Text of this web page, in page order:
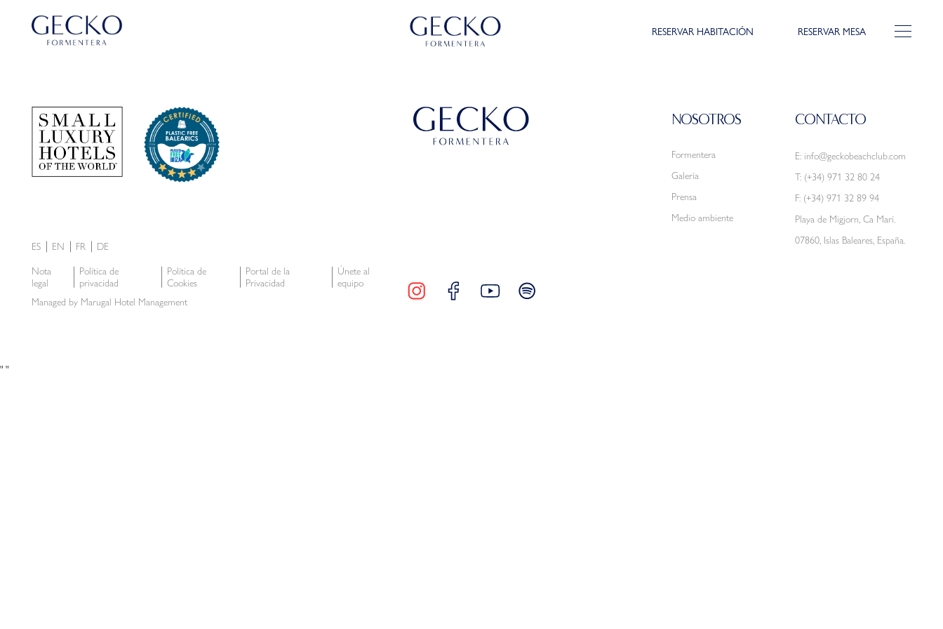
RESERVAR HABITACIÓN RESERVAR MESA
ES EN FR
DE
Nota
legal
Política de
privacidad
Política de
Cookies
Portal de la
Privacidad
Únete al
equipo
Managed by Marugal Hotel Management
NOSOTROS
Formentera
Galería
Prensa
Medio ambiente
CONTACTO
E: info@geckobeachclub.com
T: (+34) 971 32 80 24
F: (+34) 971 32 89 94
Playa de Migjorn, Ca Marí.
07860, Islas Baleares, España.
" "